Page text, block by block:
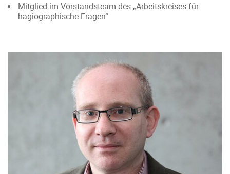
Mitglied im Vorstandsteam des „Arbeitskreises für
hagiographische Fragen“